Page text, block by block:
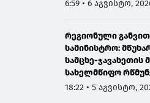
6:59 • 6 აგვისტო,
რეგიონული
სამინისტრო:
სამცხე-ჯავახეთის
სახელმწიფო
გელაშვილის
18:22 • 5 აგვისტო,